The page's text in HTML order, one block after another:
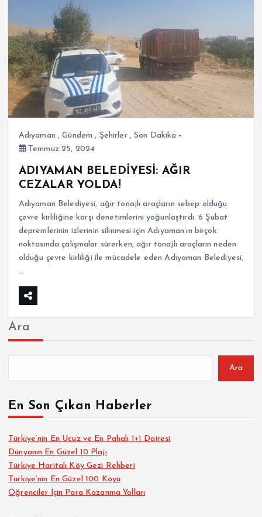
Adıyaman ,Gündem , Şehirler,Son Dakika
Temmuz 25, 2024
ADIYAMAN BELEDİYESİ: AĞIR
CEZALAR YOLDA!
Adıyaman Belediyesi, ağır tonajlı araçların sebep olduğu
çevre kirliliğine karşı denetimlerini yoğunlaştırdı. 6 Şubat
depremlerinin izlerinin silinmesi için Adıyaman’ın birçok
noktasında çalışmalar sürerken, ağır tonajlı araçların neden
olduğu çevre kirliliği ile mücadele eden Adıyaman Belediyesi,
…
Ara
Ara
En Son Çıkan Haberler
Türkiye’nin En Ucuz ve En Pahalı 1+1 Dairesi
Dünyanın En Güzel 10 Plajı
Türkiye Haritalı Köy Gezi Rehberi
Türkiye’nin En Güzel 100 Köyü
Öğrenciler İçin Para Kazanma Yolları